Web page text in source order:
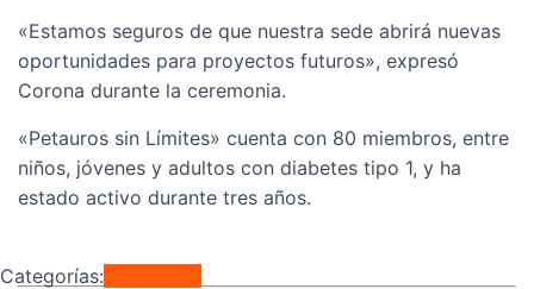
«Estamos seguros de que nuestra sede abrirá nuevas
oportunidades para proyectos futuros», expresó
Corona durante la ceremonia.
«Petauros sin Límites» cuenta con 80 miembros, entre
niños, jóvenes y adultos con diabetes tipo 1, y ha
estado activo durante tres años.
Categorías: